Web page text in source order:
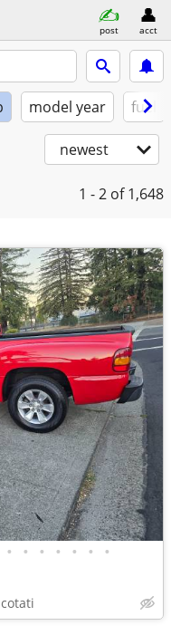
post acct
model year fuel
newest
1 - 2 of 1,648
• • • • • • •